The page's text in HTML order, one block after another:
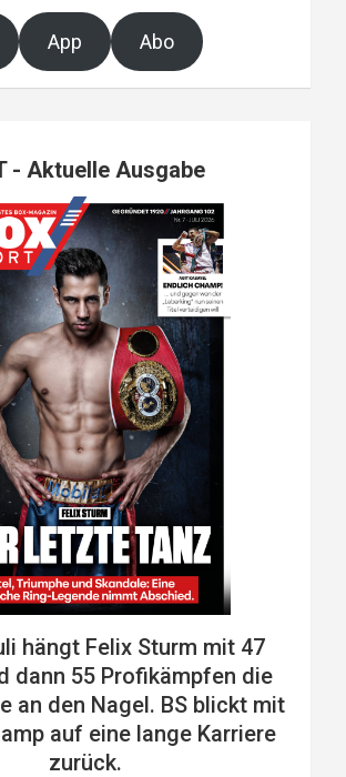
App Abo
- Aktuelle Ausgabe
hängt Felix Sturm mit 47
dann 55 Profikämpfen die
an den Nagel. BS blickt mit
auf eine lange Karriere
zurück.